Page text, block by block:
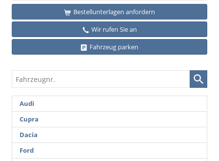
Bestellunterlagen anfordern
Wir rufen Sie an
Fahrzeug parken
Fahrzeugnr.
Audi
Cupra
Dacia
Ford